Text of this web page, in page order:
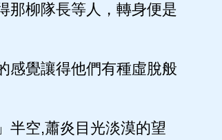
那柳隊長等人，轉身便是
感覺讓得他們有種虛脫般
半空,蕭炎目光淡漠的望